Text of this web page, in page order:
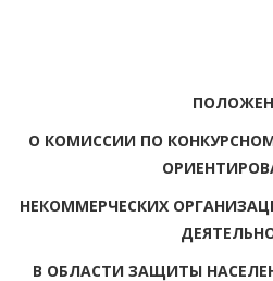
О КОМИССИИ ПО
НЕКОММЕРЧЕСКИХ
В ОБЛАСТИ ЗАЩИТЫ